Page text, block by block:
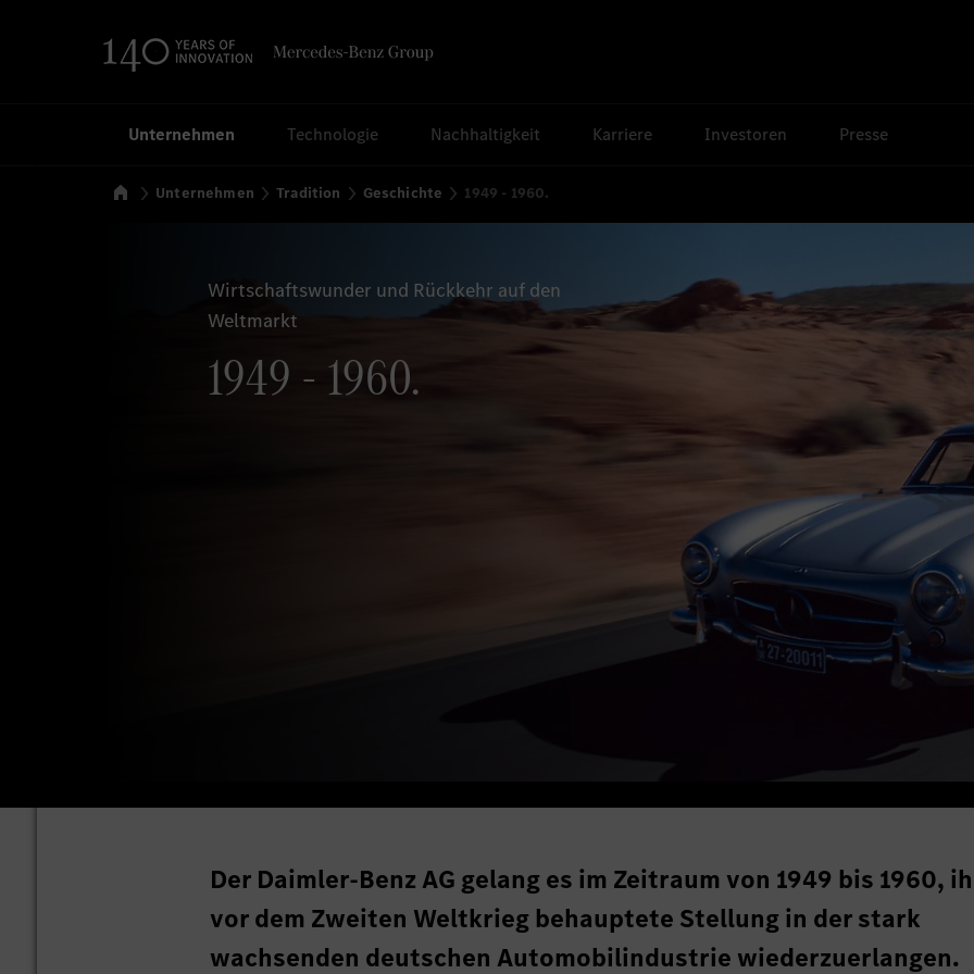
Unternehmen Technologie Nachhaltigkeit Karriere Investoren Presse
Startseite
Unternehmen Tradition Geschichte 1949 - 1960.
Wirtschaftswunder und Rückkehr auf den
Weltmarkt
1949 - 1960.
Der Daimler-Benz AG gelang es im Zeitraum von 1949 bis 1960,
vor dem Zweiten Weltkrieg behauptete Stellung in der stark
wachsenden deutschen Automobilindustrie wiederzuerlangen.